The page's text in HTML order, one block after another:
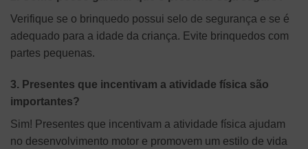
Verifique se o brinquedo possui selo de segurança e se é
adequado para a idade da criança. Evite brinquedos com
partes pequenas.
3. Presentes que incentivam a atividade física são
importantes?
Sim! Presentes que incentivam a atividade física ajudam
no desenvolvimento motor e promovem um estilo de vida